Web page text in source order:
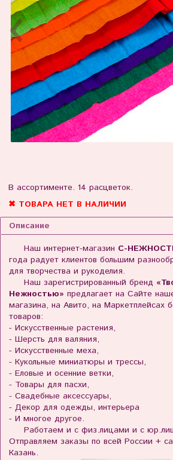
В ассортименте. 14 расцветок.
✖ ТОВАРА НЕТ В НАЛИЧИИ
Описание
Наш интернет-магазин С-
года радует клиентов большим
для творчества и рукоделия.
Наш зарегистрированный бренд
Нежностью» предлагает на Сайте
магазина, на Авито, на Маркетплейсах
товаров:
- Искусственные растения,
- Шерсть для валяния,
- Искусственные меха,
- Кукольные миниатюры и трессы,
- Еловые и осенние ветки,
- Товары для пасхи,
- Свадебные аксессуары,
- Декор для одежды, интерьера
- И многое другое.
Работаем и с физ.лицами и с
Отправляем заказы по всей России +
Казань.